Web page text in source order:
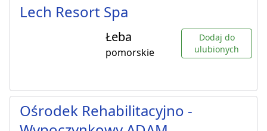
Lech Resort Spa
Łeba
pomorskie
Dodaj do
ulubionych
Ośrodek Rehabilitacyjno -